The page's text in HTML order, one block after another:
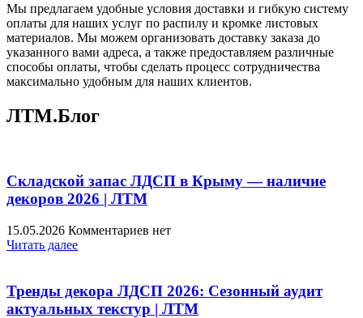
Мы предлагаем удобные условия доставки и гибкую систему
оплаты для наших услуг по распилу и кромке листовых
материалов. Мы можем организовать доставку заказа до
указанного вами адреса, а также предоставляем различные
способы оплаты, чтобы сделать процесс сотрудничества
максимально удобным для наших клиентов.
ЛТМ.Блог
Складской запас ЛДСП в Крыму — наличие
декоров 2026 | ЛТМ
15.05.2026 Комментариев нет
Читать далее
Тренды декора ЛДСП 2026: Сезонный аудит
актуальных текстур | ЛТМ